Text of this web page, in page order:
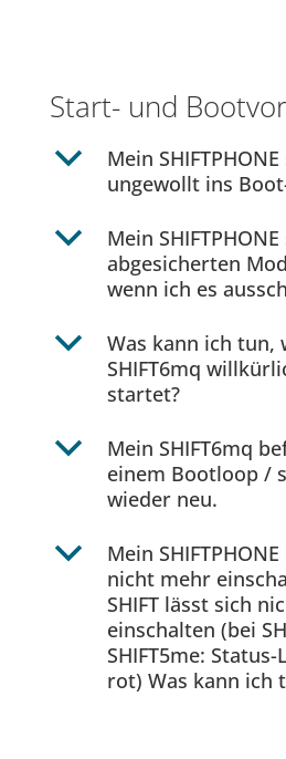
Start- und
b
Mein
ungewollt ins
b
Mein
abgesicherten
wenn ich es
b
Was kann ich tun,
SHIFT6mq
startet?
b
Mein SHIFT6mq
einem Bootloop /
wieder neu.
b
Mein
nicht mehr
SHIFT lässt sich
einschalten (bei
SHIFT5me:
rot) Was kann ich